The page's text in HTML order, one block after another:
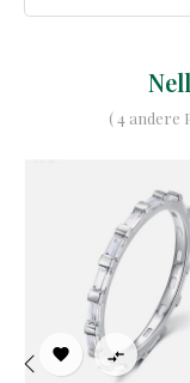
( 4 andere
 